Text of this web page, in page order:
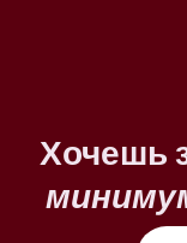
Хочешь